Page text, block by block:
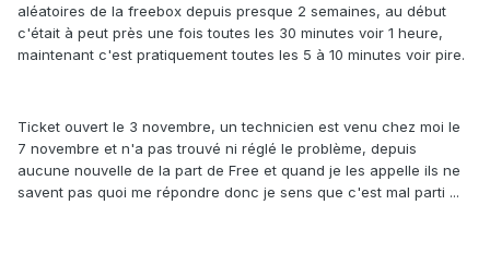
aléatoires de la freebox depuis presque 2 semaines, au début
c'était à peut près une fois toutes les 30 minutes voir 1 heure,
maintenant c'est pratiquement toutes les 5 à 10 minutes voir pire.
Ticket ouvert le 3 novembre, un technicien est venu chez moi le
7 novembre et n'a pas trouvé ni réglé le problème, depuis
aucune nouvelle de la part de Free et quand je les appelle ils ne
savent pas quoi me répondre donc je sens que c'est mal parti ...